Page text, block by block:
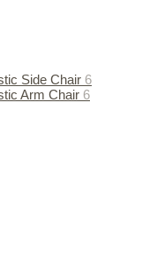
Side Chair 6
Arm Chair 6